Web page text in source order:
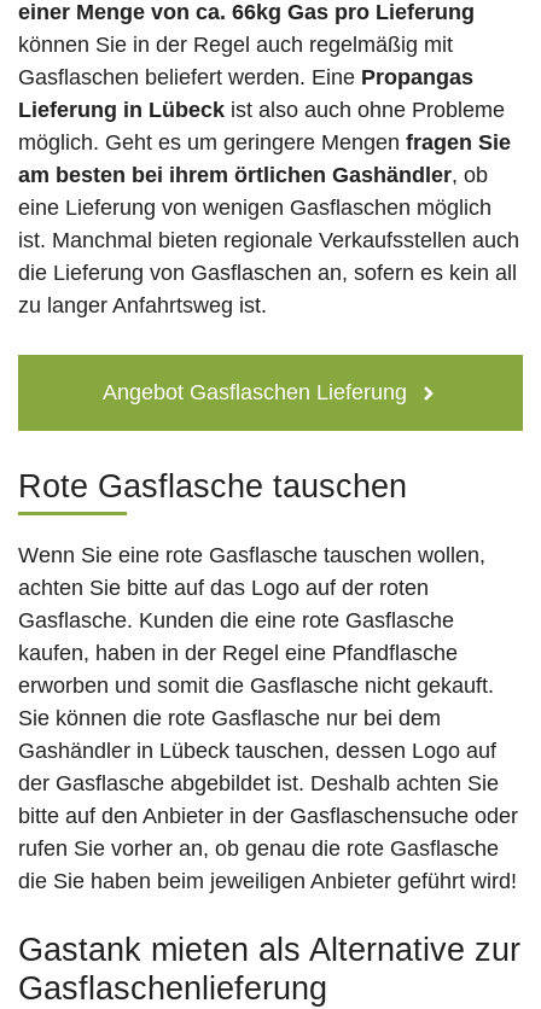
einer Menge von ca. 66kg Gas pro Lieferung
können Sie in der Regel auch regelmäßig mit
Gasflaschen beliefert werden. Eine Propangas
Lieferung in Lübeck ist also auch ohne Probleme
möglich. Geht es um geringere Mengen fragen Sie
am besten bei ihrem örtlichen Gashändler, ob
eine Lieferung von wenigen Gasflaschen möglich
ist. Manchmal bieten regionale Verkaufsstellen auch
die Lieferung von Gasflaschen an, sofern es kein all
zu langer Anfahrtsweg ist.
Angebot Gasflaschen Lieferung
Rote Gasflasche tauschen
Wenn Sie eine rote Gasflasche tauschen wollen,
achten Sie bitte auf das Logo auf der roten
Gasflasche. Kunden die eine rote Gasflasche
kaufen, haben in der Regel eine Pfandflasche
erworben und somit die Gasflasche nicht gekauft.
Sie können die rote Gasflasche nur bei dem
Gashändler in Lübeck tauschen, dessen Logo auf
der Gasflasche abgebildet ist. Deshalb achten Sie
bitte auf den Anbieter in der Gasflaschensuche oder
rufen Sie vorher an, ob genau die rote Gasflasche
die Sie haben beim jeweiligen Anbieter geführt wird!
Gastank mieten als Alternative zur
Gasflaschenlieferung